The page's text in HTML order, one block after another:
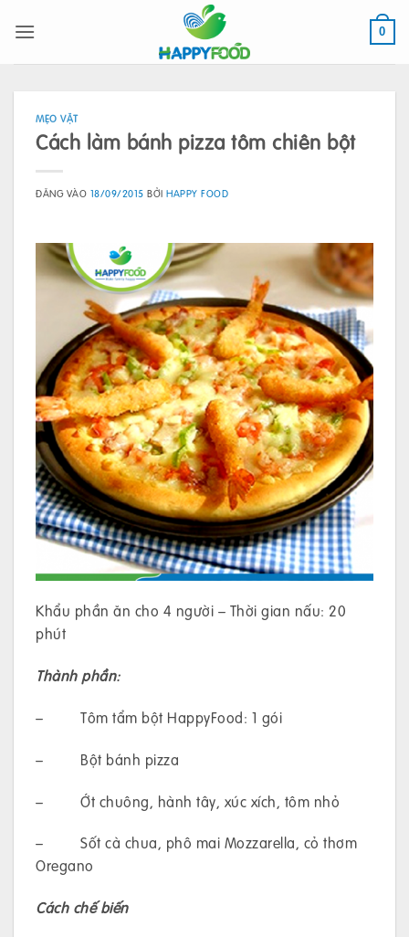
qua
0
MẸO VẶT
Cách làm bánh pizza tôm chiên bột
ĐĂNG VÀO 18/09/2015 BỞIHAPPY FOOD
Khẩu phần ăn cho 4 người – Thời gian nấu: 20
phút
Thành phần:
– Tôm tẩm bột HappyFood: 1 gói
– Bột bánh pizza
– Ớt chuông, hành tây, xúc xích, tôm nhỏ
– Sốt cà chua, phô mai Mozzarella, cỏ thơm
Oregano
Cách chế biến